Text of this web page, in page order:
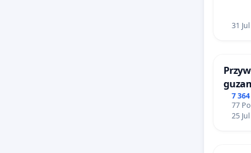
31
7
77
25